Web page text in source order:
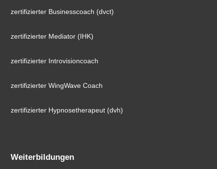
zertifizierter Businesscoach (dvct)
zertifizierter Mediator (IHK)
zertifizierter Introvisioncoach
zertifizierter WingWave Coach
zertifizierter Hypnosetherapeut (dvh)
Weiterbildungen